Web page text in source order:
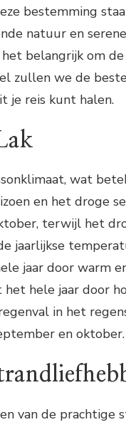
bestemming
natuur en
belangrijk om
zullen we de
je reis kunt halen.
wat
en het droge
terwijl het
jaarlijkse
jaar door warm
hele jaar door
in het
en oktober.
van de prachtige